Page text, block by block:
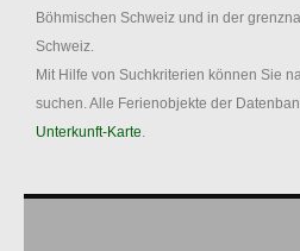
Böhmischen Schweiz und in der
Schweiz.
Mit Hilfe von Suchkriterien können Sie
suchen. Alle Ferienobjekte der
Unterkunft-Karte.